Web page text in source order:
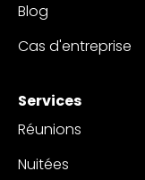
Blog
Cas d'entreprise
Services
Réunions
Nuitées